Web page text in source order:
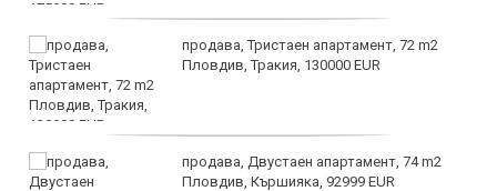
продава, Тристаен апартамент, 72 m2
Пловдив, Тракия, 130000 EUR
продава, Двустаен апартамент, 74 m2
Пловдив, Кършияка, 92999 EUR